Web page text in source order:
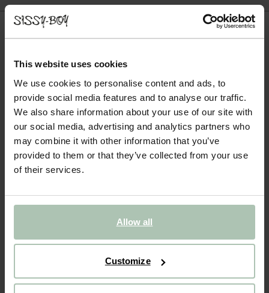
This website uses cookies
We use cookies to personalise content and ads, to
provide social media features and to analyse our traffic.
We also share information about your use of our site with
our social media, advertising and analytics partners who
may combine it with other information that you’ve
provided to them or that they’ve collected from your use
of their services.
Allow all
Customize
- 40%
Boucles d'oreille plaqué or avec rayures
24.9914.99
Taille sélectionnée: Onesize
Sous 30 minutes par e-mail
Livraison gratuite en magasin